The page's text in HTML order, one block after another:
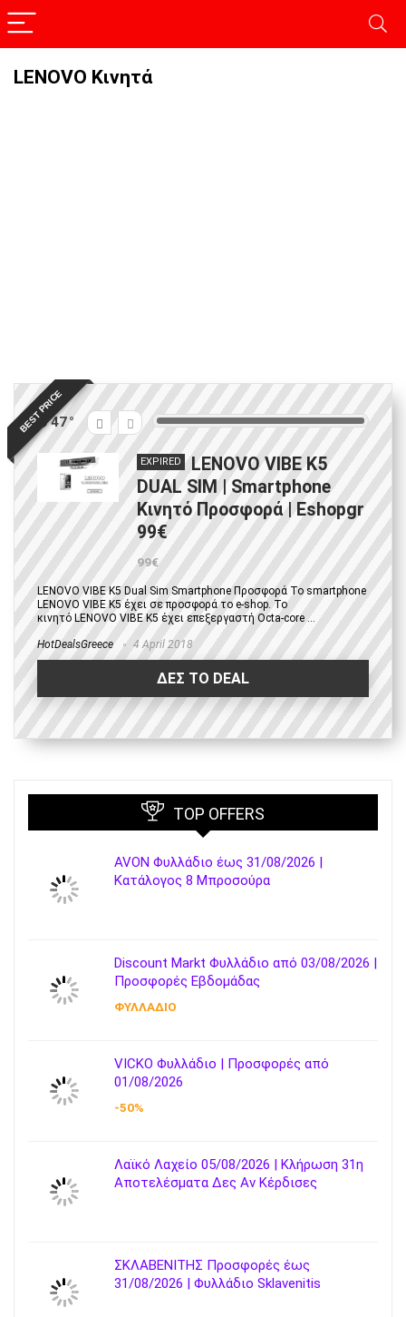
LENOVO Κινητά
BEST PRICE
47
EXPIRED
LENOVO VIBE K5
DUAL SIM | Smartphone
Κινητό Προσφορά | Eshopgr
99€
99€
LENOVO VIBE K5 Dual Sim Smartphone Προσφορά Το smartphone
LENOVO VIBE K5 έχει σε προσφορά το e-shop. Το
κινητό LENOVO VIBE K5 έχει επεξεργαστή Octa-core ...
HotDealsGreece 4 April 2018
ΔΕΣ ΤΟ DEAL
TOP OFFERS
AVON Φυλλάδιο έως 31/08/2026 |
Κατάλογος 8 Μπροσούρα
Discount Markt Φυλλάδιο από 03/08/2026 |
Προσφορές Εβδομάδας
ΦΥΛΛΑΔΙΟ
VICKO Φυλλάδιο | Προσφορές από
01/08/2026
-50%
Λαϊκό Λαχείο 05/08/2026 | Κλήρωση 31η
Αποτελέσματα Δες Αν Κέρδισες
ΣΚΛΑΒΕΝΙΤΗΣ Προσφορές έως
31/08/2026 | Φυλλάδιο Sklavenitis